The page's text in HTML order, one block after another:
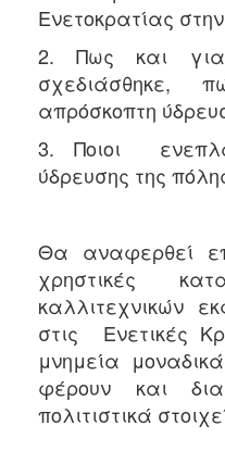
Ενετοκρατίας
2. Πως και
απρόσκοπτη
3. Ποιοι
ύδρευσης της
Θα αναφερθεί
χρηστικές
καλλιτεχνικών
στις Ενετικές
μνημεία
φέρουν και
πολιτιστικά